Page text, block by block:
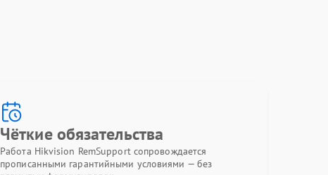
Чёткие обязательства
Работа Hikvision RemSupport сопровождается
прописанными гарантийными условиями — без